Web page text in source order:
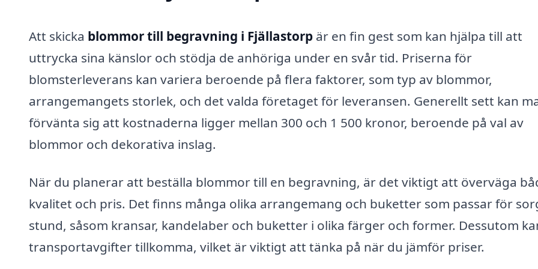
Att skicka blommor till begravning i Fjällastorp är en fin gest som kan hjälpa till att
uttrycka sina känslor och stödja de anhöriga under en svår tid. Priserna för
blomsterleverans kan variera beroende på flera faktorer, som typ av blommor,
arrangemangets storlek, och det valda företaget för leveransen. Generellt sett kan
förvänta sig att kostnaderna ligger mellan 300 och 1 500 kronor, beroende på val av
blommor och dekorativa inslag.
När du planerar att beställa blommor till en begravning, är det viktigt att överväga
kvalitet och pris. Det finns många olika arrangemang och buketter som passar för
stund, såsom kransar, kandelaber och buketter i olika färger och former. Dessutom
transportavgifter tillkomma, vilket är viktigt att tänka på när du jämför priser.